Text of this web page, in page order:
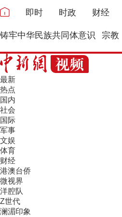
即时 时政 财经
铸牢中华民族共同体意识 宗教
最新
热点
国内
社会
国际
军事
文娱
体育
财经
港澳台侨
微视界
洋腔队
Z世代
澜湄印象